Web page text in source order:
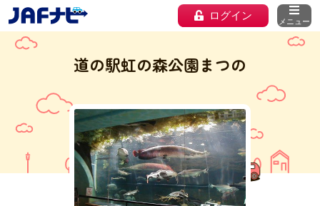
ログイン メニュー
道の駅虹の森公園まつの